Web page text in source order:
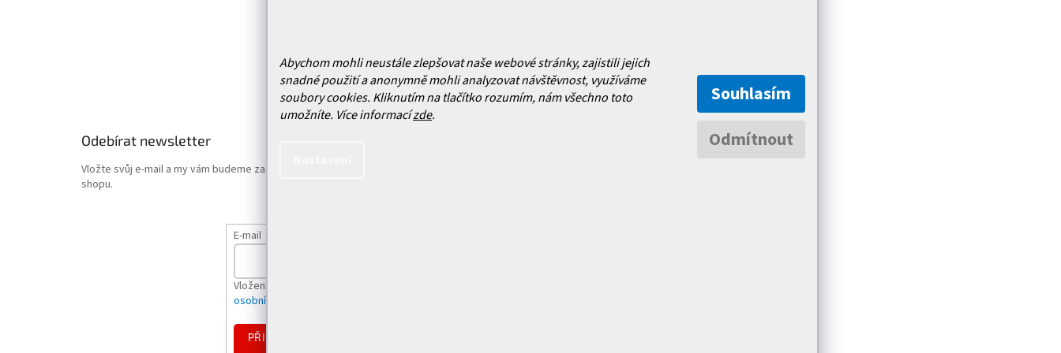
Abychom mohli neustále zlepšovat naše webové stránky, zajistili jejich
snadné použití a anonymně mohli analyzovat návštěvnost, využíváme
soubory cookies. Kliknutím na tlačítko rozumím, nám všechno toto
umožníte. Více informacízde.
Odmítnout
Souhlasím
Podmínky ochrany osobních údajů
Hodnocení obchodu
Odebírat newsletter
Vložte svůj e-mail a my vám budeme zasílat informace o nových produktech na našem e-
shopu.
E-mail
Vložením e-mailu souhlasíte s
osobních údajů
PŘIHLÁSIT